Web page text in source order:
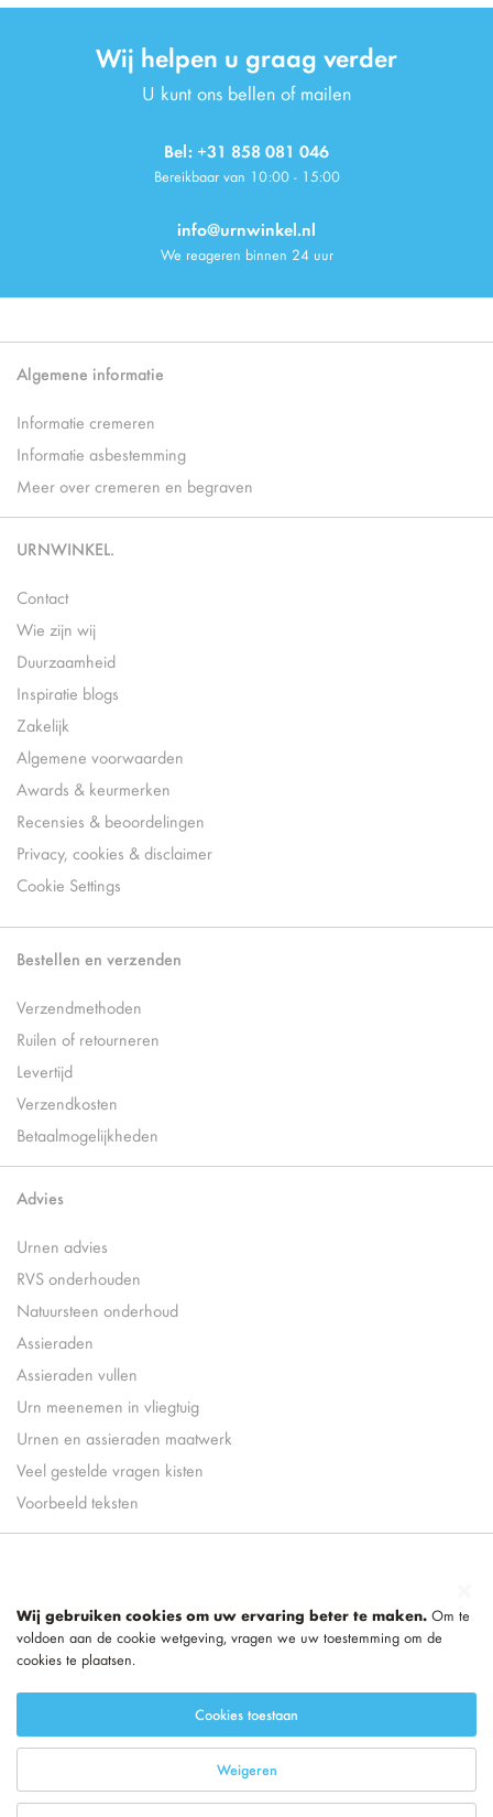
Wij helpen u graag verder
U kunt ons bellen of mailen
Bel: +31 858 081 046
Bereikbaar van 10:00 - 15:00
info@urnwinkel.nl
We reageren binnen 24 uur
Algemene informatie
Informatie cremeren
Informatie asbestemming
Meer over cremeren en begraven
URNWINKEL.
Contact
Wie zijn wij
Duurzaamheid
Inspiratie blogs
Zakelijk
Algemene voorwaarden
Awards & keurmerken
Recensies & beoordelingen
Privacy, cookies & disclaimer
Cookie Settings
Bestellen en verzenden
Verzendmethoden
Ruilen of retourneren
Levertijd
Verzendkosten
Betaalmogelijkheden
Advies
Urnen advies
RVS onderhouden
Natuursteen onderhoud
Assieraden
Assieraden vullen
Urn meenemen in vliegtuig
Urnen en assieraden maatwerk
Veel gestelde vragen kisten
Voorbeeld teksten
Wij gebruiken cookies om uw ervaring beter te maken. Om te
voldoen aan de cookie wetgeving, vragen we uw toestemming om de
cookies te plaatsen.
Cookies toestaan
Weigeren